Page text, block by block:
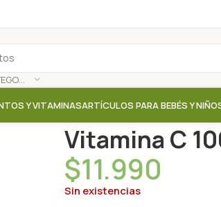
SELECCIONAR CATEGORÍA
Y VITAMINASARTÍCULOS PARA BEBÉS Y
Vitamina C
$11.990
Sin existencias